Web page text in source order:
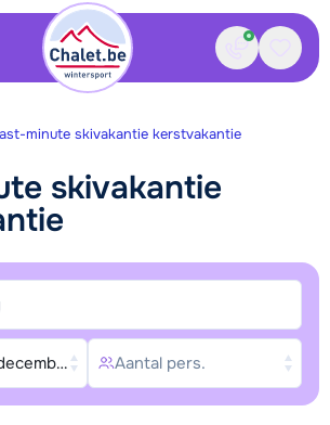
Contact
minute skivakantie kerstvakantie
skivakantie
2026, Zaterdag 26 december
Aantal pers.